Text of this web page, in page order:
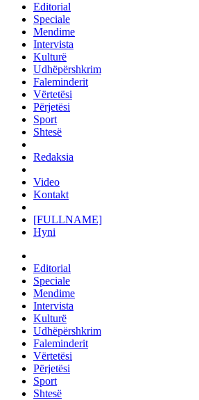
Editorial
Speciale
Mendime
Intervista
Kulturë
Udhëpërshkrim
Faleminderit
Vërtetësi
Përjetësi
Sport
Shtesë
Redaksia
Video
Kontakt
[FULLNAME]
Hyni
Editorial
Speciale
Mendime
Intervista
Kulturë
Udhëpërshkrim
Faleminderit
Vërtetësi
Përjetësi
Sport
Shtesë